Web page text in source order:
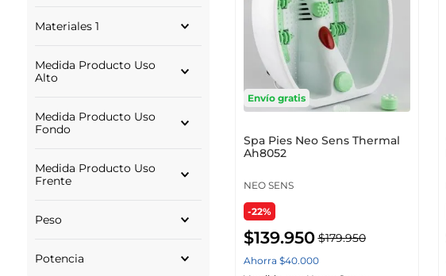
AZUL
indica, 1 año. Aplican
Materiales 1
Medida Producto Uso
Alto
42.24
27.02
Medida Producto Uso
Fondo
37.00
36.00
Medida Producto Uso
Frente
17.52
Peso
Potencia
Envío gratis
Spa Pies Neo Sens Thermal
Ah8052
NEO SENS
-22%
$139.950 $179.950
Ahorra $40.000